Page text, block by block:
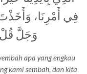
فِي أَمْرِنَا،
وَجَلَّ قُلْ
apa yang engkau
kami sembah, dan kita